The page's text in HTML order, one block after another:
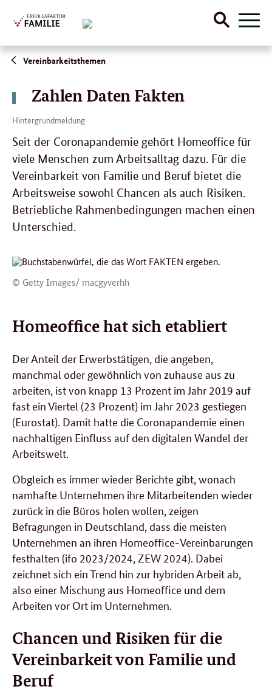
Direktlink:
Suche
Vereinbarkeitsthemen
Zahlen Daten Fakten
Hintergrundmeldung
Seit der Coronapandemie gehört Homeoffice für
viele Menschen zum Arbeitsalltag dazu. Für die
Vereinbarkeit von Familie und Beruf bietet die
Arbeitsweise sowohl Chancen als auch Risiken.
Betriebliche Rahmenbedingungen machen einen
Unterschied.
© Getty Images/ macgyverhh
Homeoffice hat sich etabliert
Der Anteil der Erwerbstätigen, die angeben,
manchmal oder gewöhnlich von zuhause aus zu
arbeiten, ist von knapp 13 Prozent im Jahr 2019 auf
fast ein Viertel (23 Prozent) im Jahr 2023 gestiegen
(Eurostat). Damit hatte die Coronapandemie einen
nachhaltigen Einfluss auf den digitalen Wandel der
Arbeitswelt.
Obgleich es immer wieder Berichte gibt, wonach
namhafte Unternehmen ihre Mitarbeitenden wieder
zurück in die Büros holen wollen, zeigen
Befragungen in Deutschland, dass die meisten
Unternehmen an ihren Homeoffice-Vereinbarungen
festhalten (ifo 2023/2024, ZEW 2024). Dabei
zeichnet sich ein Trend hin zur hybriden Arbeit ab,
also einer Mischung aus Homeoffice und dem
Arbeiten vor Ort im Unternehmen.
Chancen und Risiken für die
Vereinbarkeit von Familie und
Beruf